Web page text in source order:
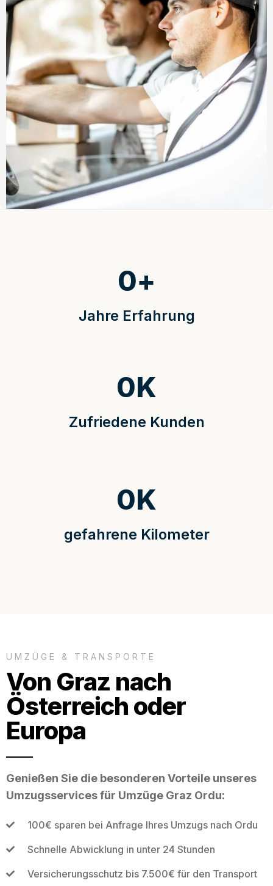
Jahre Erfahrung
0+
Zufriedene Kunden
0K
gefahrene Kilometer
0K
UMZÜGE & TRANSPORTE
Von Graz nach
Österreich oder
Europa
Genießen Sie die besonderen Vorteile unseres
Umzugsservices für Umzüge Graz Ordu:
100€ sparen bei Anfrage Ihres Umzugs nach Ordu
Schnelle Abwicklung in unter 24 Stunden
Versicherungsschutz bis 7.500€ für den Transport